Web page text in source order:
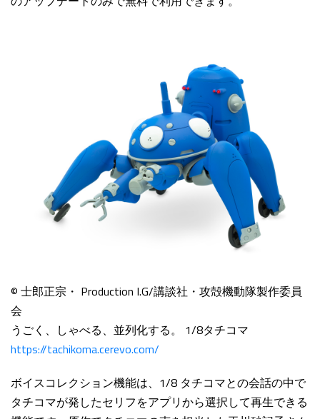
© 士郎正宗・ Production I.G/講談社・攻殻機動隊製作委員
会
うごく、しゃべる、並列化する。 1/8タチコマ
https://tachikoma.cerevo.com/
ボイスコレクション機能は、1/8 タチコマとの会話の中で
タチコマが発したセリフをアプリから選択して再生できる